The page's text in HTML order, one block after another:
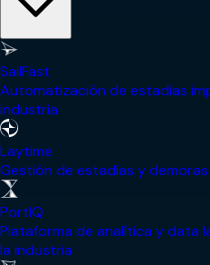
SailFast
Automatización de estadías
industria
Laytime
Gestión de estadías y
PortIQ
Plataforma de analítica y data
la industria